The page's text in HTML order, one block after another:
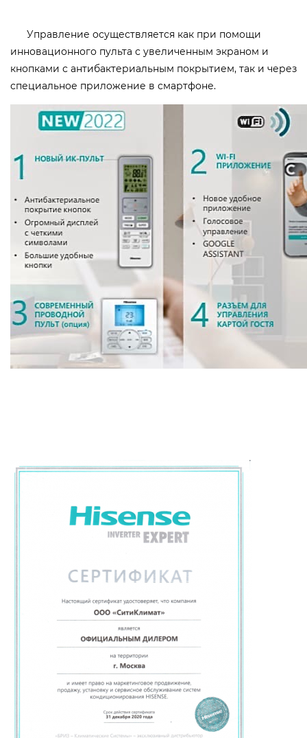
Управление осуществляется как при помощи
инновационного пульта с увеличенным экраном и
кнопками с антибактериальным покрытием, так и через
специальное приложение в смартфоне.